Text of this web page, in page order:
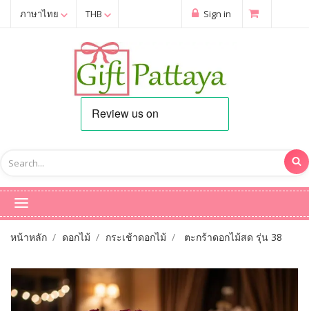
ภาษาไทย THB Sign in
หน้าหลัก ดอกไม้ กระเช้าดอกไม้ ตะกร้าดอกไม้สด รุ่น 38